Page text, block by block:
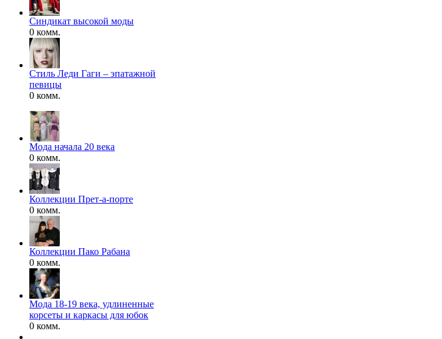
Синдикат высокой моды
0 комм.
Стиль Леди Гаги – эпатажной
певицы
0 комм.
Мода начала 20 века
0 комм.
Коллекции Прет-а-порте
0 комм.
Коллекции Пако Рабана
0 комм.
Мода 18-19 века, удлиненные
корсеты и каркасы для юбок
0 комм.